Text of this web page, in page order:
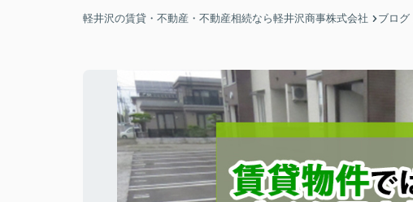
軽井沢の賃貸・不動産・不動産相続なら軽井沢商事株式会社 ブログ